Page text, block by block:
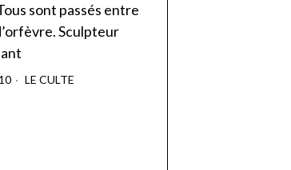
sont passés entre
Sculpteur
LE CULTE